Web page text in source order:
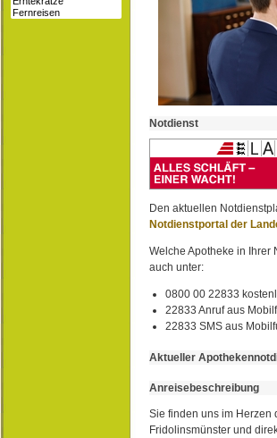
Notdienst
Den aktuellen
Notdienstportal der
Welche Apotheke in Ihrer
auch unter:
0800 00 22833
22833 Anruf aus
22833 SMS aus
Aktueller
Anreisebeschreibung
Sie finden uns im Herzen
Fridolinsmünster und